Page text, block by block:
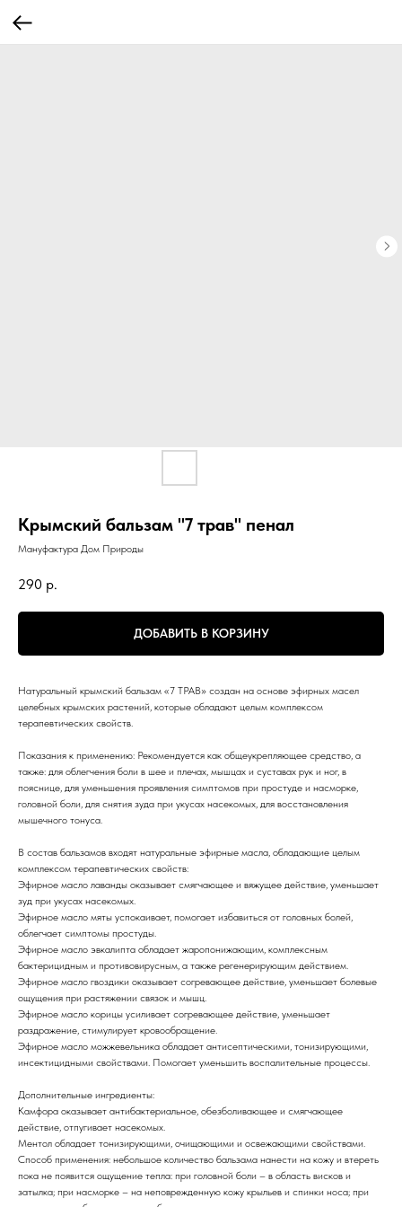
Крымский бальзам "7 трав" пенал
Мануфактура Дом Природы
290 р.
ДОБАВИТЬ В КОРЗИНУ
Натуральный крымский бальзам «7 ТРАВ» создан на основе эфирных масел
целебных крымских растений, которые обладают целым комплексом
терапевтических свойств.
Показания к применению: Рекомендуется как общеукрепляющее средство, а
также: для облегчения боли в шее и плечах, мышцах и суставах рук и ног, в
пояснице, для уменьшения проявления симптомов при простуде и насморке,
головной боли, для снятия зуда при укусах насекомых, для восстановления
мышечного тонуса.
В состав бальзамов входят натуральные эфирные масла, обладающие целым
комплексом терапевтических свойств:
Эфирное масло лаванды оказывает смягчающее и вяжущее действие, уменьшает
зуд при укусах насекомых.
Эфирное масло мяты успокаивает, помогает избавиться от головных болей,
облегчает симптомы простуды.
Эфирное масло эвкалипта обладает жаропонижающим, комплексным
бактерицидным и противовирусным, а также регенерирующим действием.
Эфирное масло гвоздики оказывает согревающее действие, уменьшает болевые
ощущения при растяжении связок и мышц.
Эфирное масло корицы усиливает согревающее действие, уменьшает
раздражение, стимулирует кровообращение.
Эфирное масло можжевельника обладает антисептическими, тонизирующими,
инсектицидными свойствами. Помогает уменьшить воспалительные процессы.
Дополнительные ингредиенты:
Камфора оказывает антибактериальное, обезболивающее и смягчающее
действие, отпугивает насекомых.
Ментол обладает тонизирующими, очищающими и освежающими свойствами.
Способ применения: небольшое количество бальзама нанести на кожу и втереть
пока не появится ощущение тепла: при головной боли – в область висков и
затылка; при насморке – на неповрежденную кожу крыльев и спинки носа; при